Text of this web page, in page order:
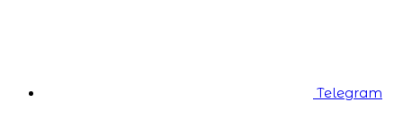
Telegram